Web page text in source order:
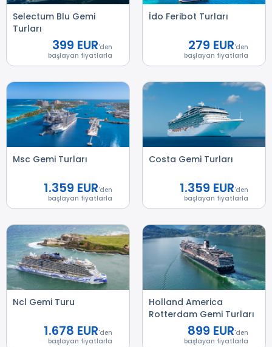
Selectum Blu Gemi
Turları
399 EUR'den
başlayan fiyatlarla
İdo Feribot Turları
279 EUR'den
başlayan fiyatlarla
Msc Gemi Turları
1.359 EUR'den
başlayan fiyatlarla
Costa Gemi Turları
1.359 EUR'den
başlayan fiyatlarla
Ncl Gemi Turu
1.678 EUR'den
başlayan fiyatlarla
Holland America
Rotterdam Gemi Turları
899 EUR'den
başlayan fiyatlarla